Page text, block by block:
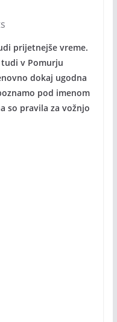
prijetnejše vreme.
v Pomurju
dokaj ugodna
pod imenom
so pravila za vožnjo